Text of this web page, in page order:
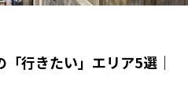
行きたい」エリア5選｜